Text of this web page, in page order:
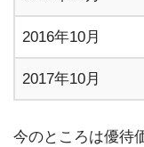
2016年10月
2017年10月
今のところは優待